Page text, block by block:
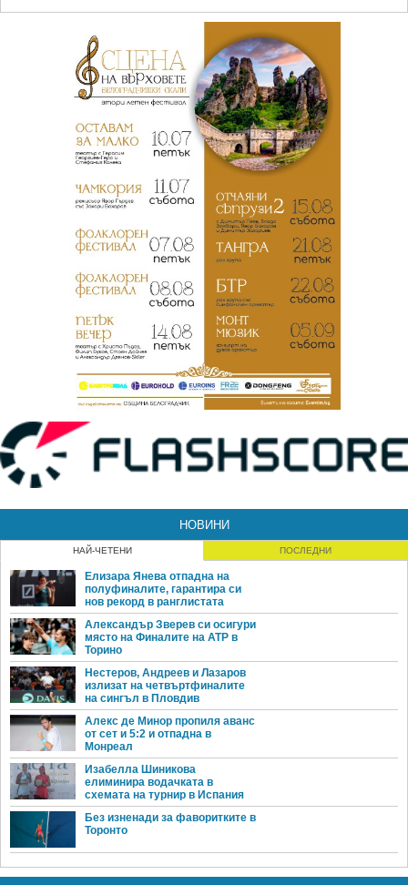
НОВИНИ
НАЙ-ЧЕТЕНИ ПОСЛЕДНИ
Елизара Янева отпадна на
полуфиналите, гарантира си
нов рекорд в ранглистата
Александър Зверев си осигури
място на Финалите на ATP в
Торино
Нестеров, Андреев и Лазаров
излизат на четвъртфиналите
на сингъл в Пловдив
Алекс де Минор пропиля аванс
от сет и 5:2 и отпадна в
Монреал
Изабелла Шиникова
елиминира водачката в
схемата на турнир в Испания
Без изненади за фаворитките в
Торонто